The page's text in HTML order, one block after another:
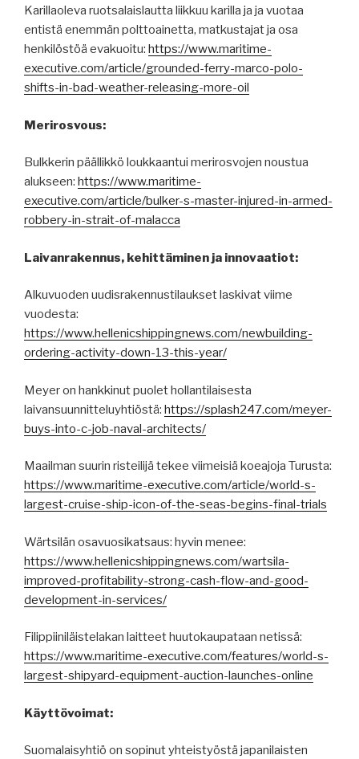
Karillaoleva ruotsalaislautta liikkuu karilla ja ja vuotaa
entistä enemmän polttoainetta, matkustajat ja osa
henkilöstöä evakuoitu: https://www.maritime-
executive.com/article/grounded-ferry-marco-polo-
shifts-in-bad-weather-releasing-more-oil
Merirosvous:
Bulkkerin päällikkö loukkaantui merirosvojen noustua
alukseen: https://www.maritime-
executive.com/article/bulker-s-master-injured-in-armed-
robbery-in-strait-of-malacca
Laivanrakennus, kehittäminen ja innovaatiot:
Alkuvuoden uudisrakennustilaukset laskivat viime
vuodesta:
https://www.hellenicshippingnews.com/newbuilding-
ordering-activity-down-13-this-year/
Meyer on hankkinut puolet hollantilaisesta
laivansuunnitteluyhtiöstä: https://splash247.com/meyer-
buys-into-c-job-naval-architects/
Maailman suurin risteilijä tekee viimeisiä koeajoja Turusta:
https://www.maritime-executive.com/article/world-s-
largest-cruise-ship-icon-of-the-seas-begins-final-trials
Wärtsilän osavuosikatsaus: hyvin menee:
https://www.hellenicshippingnews.com/wartsila-
improved-profitability-strong-cash-flow-and-good-
development-in-services/
Filippiiniläistelakan laitteet huutokaupataan netissä:
https://www.maritime-executive.com/features/world-s-
largest-shipyard-equipment-auction-launches-online
Käyttövoimat:
Suomalaisyhtiö on sopinut yhteistyöstä japanilaisten